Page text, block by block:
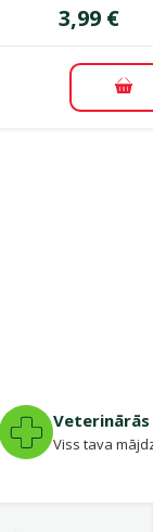
Cena
3,99 €
Viss tava